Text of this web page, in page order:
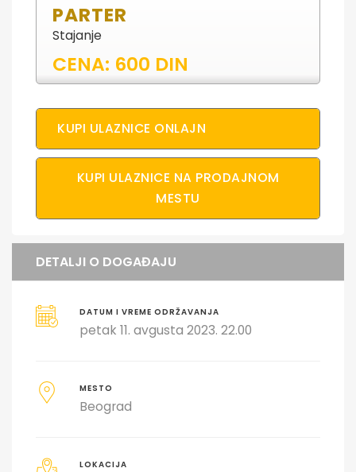
PARTER
Stajanje
CENA: 600 DIN
KUPI ULAZNICE ONLAJN
KUPI ULAZNICE NA PRODAJNOM
MESTU
DETALJI O DOGAĐAJU
DATUM I VREME ODRŽAVANJA
petak 11. avgusta 2023. 22.00
MESTO
Beograd
LOKACIJA